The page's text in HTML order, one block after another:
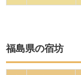
福島県の宿坊